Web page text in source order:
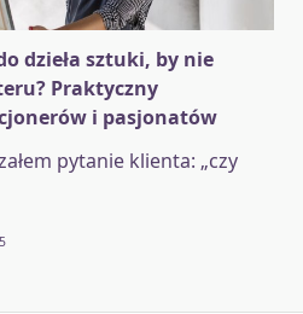
dzieła sztuki, by nie
Praktyczny
i pasjonatów
pytanie klienta: „czy